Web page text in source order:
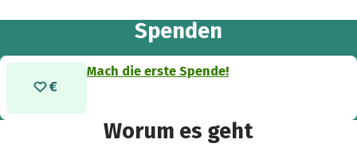
Spenden
Mach die erste Spende!
Worum es geht